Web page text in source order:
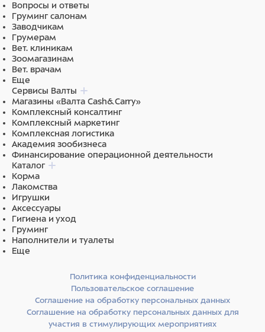
Вопросы и ответы
Груминг салонам
Заводчикам
Грумерам
Вет. клиникам
Зоомагазинам
Вет. врачам
Еще
Сервисы Валты
Магазины «Валта Cash&Carry»
Комплексный консалтинг
Комплексный маркетинг
Комплексная логистика
Академия зообизнеса
Финансирование операционной деятельности
Каталог
Корма
Лакомства
Игрушки
Аксессуары
Гигиена и уход
Груминг
Наполнители и туалеты
Еще
Политика конфиденциальности
Пользовательское соглашение
Соглашение на обработку персональных данных
Соглашение на обработку персональных данных для
участия в стимулирующих мероприятиях